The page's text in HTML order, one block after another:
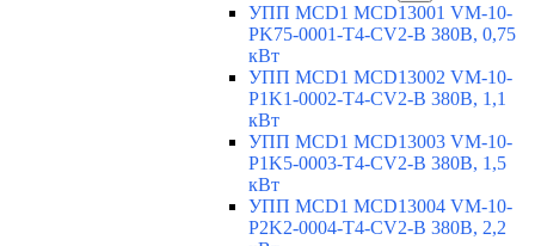
УПП MCD1 MCD13001 VM-10-
PK75-0001-T4-CV2-B 380В, 0,75
кВт
УПП MCD1 MCD13002 VM-10-
P1K1-0002-T4-CV2-B 380В, 1,1
кВт
УПП MCD1 MCD13003 VM-10-
P1K5-0003-T4-CV2-B 380В, 1,5
кВт
УПП MCD1 MCD13004 VM-10-
P2K2-0004-T4-CV2-B 380В, 2,2